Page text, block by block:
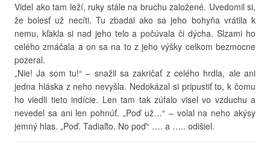
Videl ako tam leží, ruky stále na bruchu založené. Uvedomil si,
že bolesť už necíti. Tu zbadal ako sa jeho bohyňa vrátila k
nemu, kľakla si nad jeho telo a počúvala či dýcha. Slzami ho
celého zmáčala a on sa na to z jeho výšky celkom bezmocne
pozeral.
„Nie! Ja som tu!“ – snažil sa zakričať z celého hrdla, ale ani
jedna hláska z neho nevyšla. Nedokázal si pripustiť to, k čomu
ho viedli tieto indície. Len tam tak zúfalo visel vo vzduchu a
nevedel sa ani len pohnúť. „Poď už…“ – volal na neho akýsy
jemný hlas. „Poď. Tadiaľto. No poď“ …. a ….. odišiel.